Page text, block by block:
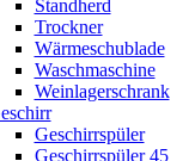
Standherd
Trockner
Wärmeschublade
Waschmaschine
Weinlagerschrank
Geschirrspüler
Geschirrspüler 45